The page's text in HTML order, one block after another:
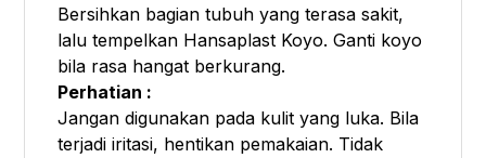
Bersihkan bagian tubuh yang terasa sakit,
lalu tempelkan Hansaplast Koyo. Ganti koyo
bila rasa hangat berkurang.
Perhatian :
Jangan digunakan pada kulit yang luka. Bila
terjadi iritasi, hentikan pemakaian. Tidak